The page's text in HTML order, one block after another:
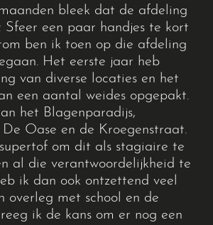
bleek dat de afdeling
Sfeer een paar handjes te kort
ben ik toen op die afdeling
Het eerste jaar heb
van diverse locaties en het
een aantal weides opgepakt.
het Blagenparadijs,
De Oase en de Kroegenstraat.
om dit als stagiaire te
al die verantwoordelijkheid te
ik dan ook ontzettend veel
overleg met school en de
ik de kans om er nog een